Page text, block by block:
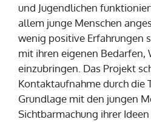
und Jugendlichen
allem junge Menschen
wenig positive Erfahrungen
mit ihren eigenen Bedarfen,
einzubringen. Das Projekt
Kontaktaufnahme durch die
Grundlage mit den jungen
Sichtbarmachung ihrer